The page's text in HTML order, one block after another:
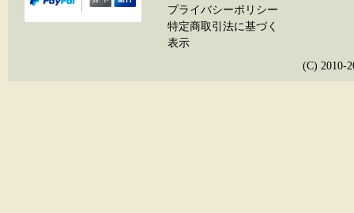
プライバシーポリシー
特定商取引法に基づく
表示
(C) 2010-